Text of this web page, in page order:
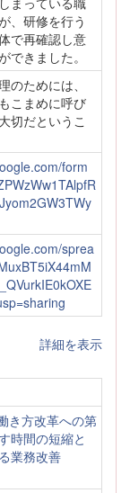
、研修を行う
で再確認し意
できました。
のためには、
こまめに呼び
切だというこ
form
sprea
詳細を表示
き方改革への第
時間の短縮と
業務改善